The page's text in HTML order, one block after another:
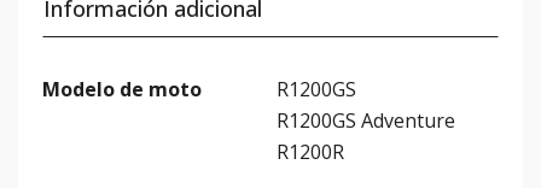
Información adicional
Modelo de moto
R1200GS
R1200GS Adventure
R1200R